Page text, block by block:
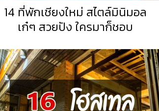
14 ที่พักเชียงใหม่ สไตล์มินิมอล
เก๋ๆ สวยปัง ใครมาก็ชอบ